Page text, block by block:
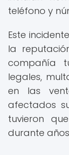
teléfono y
Este
la
compañía
legales,
en las
afectados
tuvieron
durante